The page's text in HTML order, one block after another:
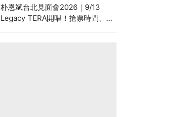
朴恩斌台北見面會2026｜9/13
Legacy TERA開唱！搶票時間、票